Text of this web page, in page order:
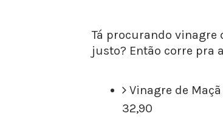
Tá procurando vinagre
justo? Então corre pra
Vinagre de
32,90